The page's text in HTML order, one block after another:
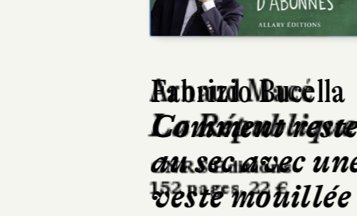
Fabrizio Bucella
Comment
au sec avec
veste mouillée